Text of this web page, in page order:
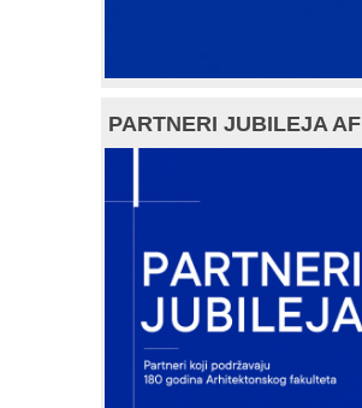
PARTNERI JUBILEJA AF